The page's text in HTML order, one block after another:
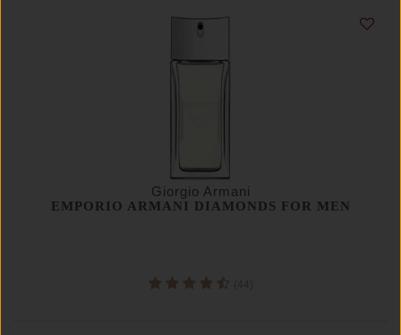
Giorgio Armani
EMPORIO ARMANI DIAMONDS FOR MEN
(44)